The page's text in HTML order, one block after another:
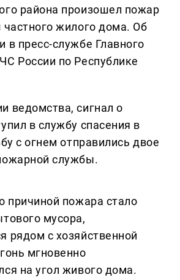
района произошел пожар
частного жилого дома. Об
в пресс-службе Главного
России по Республике
ведомства, сигнал о
в службу спасения в
с огнем отправились двое
службы.
причиной пожара стало
мусора,
рядом с хозяйственной
мгновенно
на угол живого дома.